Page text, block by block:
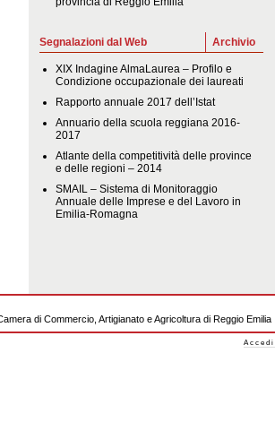
Archivio
Segnalazioni dal Web
XIX Indagine AlmaLaurea – Profilo e
Condizione occupazionale dei laureati
Rapporto annuale 2017 dell’Istat
Annuario della scuola reggiana 2016-
2017
Atlante della competitività delle province
e delle regioni – 2014
SMAIL – Sistema di Monitoraggio
Annuale delle Imprese e del Lavoro in
Emilia-Romagna
di Commercio, Artigianato e Agricoltura di Reggio Emilia
Accedi